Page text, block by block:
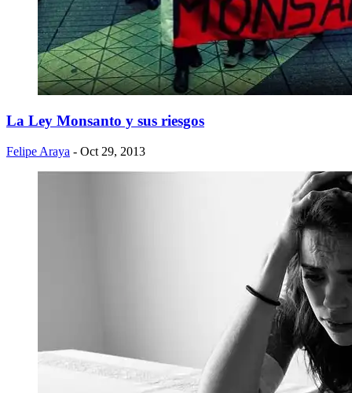
La Ley Monsanto y sus riesgos
Felipe Araya - Oct 29, 2013